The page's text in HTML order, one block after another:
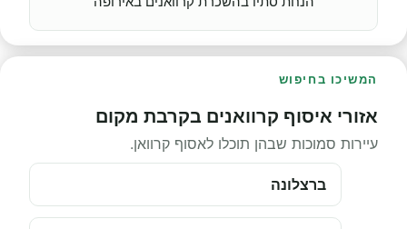
המשיכו בחיפוש
אזורי איסוף קרוואנים בקרבת מקום
עיירות סמוכות שבהן תוכלו לאסוף קרוואן.
ברצלונה